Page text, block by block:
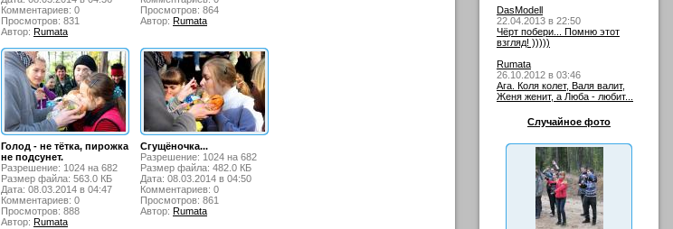
Комментариев: 0
Просмотров: 831
Автор: Rumata
Просмотров: 864
Автор: Rumata
Голод - не тётка, пирожка
не подсунет.
Разрешение: 1024 на 682
Размер файла: 563.0 КБ
Дата: 08.03.2014 в 04:47
Комментариев: 0
Просмотров: 888
Автор: Rumata
Сгущёночка...
Разрешение: 1024 на 682
Размер файла: 482.0 КБ
Дата: 08.03.2014 в 04:50
Комментариев: 0
Просмотров: 861
Автор: Rumata
DasModell
22.04.2013 в 22:50
Чёрт побери... Помню этот
взгляд! )))))
Rumata
26.10.2012 в 03:46
Ага. Коля колет, Валя валит,
Женя женит, а Люба - любит...
Случайное фото